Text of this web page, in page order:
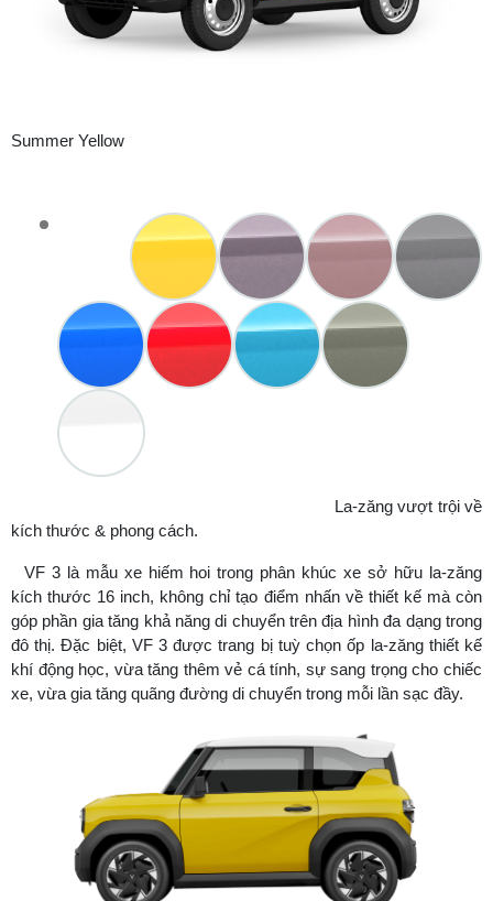
Summer Yellow
La-zăng vượt trội về
kích thước & phong cách.
VF 3 là mẫu xe hiếm hoi trong phân khúc xe sở hữu la-zăng
kích thước 16 inch, không chỉ tạo điểm nhấn về thiết kế mà còn
góp phần gia tăng khả năng di chuyển trên địa hình đa dạng trong
đô thị. Đặc biệt, VF 3 được trang bị tuỳ chọn ốp la-zăng thiết kế
khí động học, vừa tăng thêm vẻ cá tính, sự sang trọng cho chiếc
xe, vừa gia tăng quãng đường di chuyển trong mỗi lần sạc đầy.